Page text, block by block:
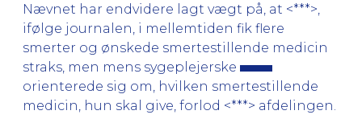
Nævnet har endvidere lagt vægt på, at <***>,
ifølge journalen, i mellemtiden fik flere
smerter og ønskede smertestillende medicin
straks, men mens sygeplejerske
orienterede sig om, hvilken smertestillende
medicin, hun skal give, forlod <***> afdelingen.